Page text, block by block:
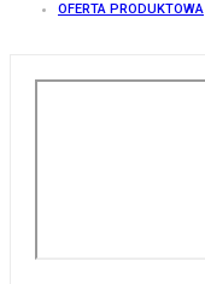
OFERTA PRODUKTOWA